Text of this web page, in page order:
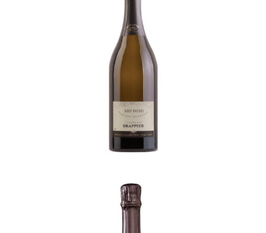
Champagne
Drappier Champagne ROSE Zero